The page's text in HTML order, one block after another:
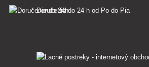
Doručenie do 24 h od Po do Pia